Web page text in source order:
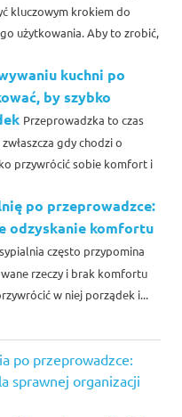
kluczowym krokiem do
użytkowania. Aby to zrobić,
kuchni po
by szybko
Przeprowadzka to czas
gdy chodzi o
przywrócić sobie komfort i
po przeprowadzce:
odzyskanie komfortu
często przypomina
rzeczy i brak komfortu
w niej porządek i...
po przeprowadzce:
sprawnej organizacji